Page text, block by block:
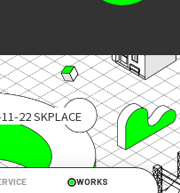
22 SKPLACE
WORKS